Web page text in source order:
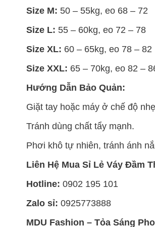
Size M: 50 – 55kg, eo 68 – 72
Size L: 55 – 60kg, eo 72 – 78
Size XL: 60 – 65kg, eo 78 – 82
Size XXL: 65 – 70kg, eo 82 –
Hướng Dẫn Bảo Quản:
Giặt tay hoặc máy ở chế độ
Tránh dùng chất tẩy mạnh.
Phơi khô tự nhiên, tránh ánh
Liên Hệ Mua Sỉ Lẻ Váy Đầm
Hotline: 0902 195 101
Zalo sỉ: 0925773888
MDU Fashion – Tỏa Sáng